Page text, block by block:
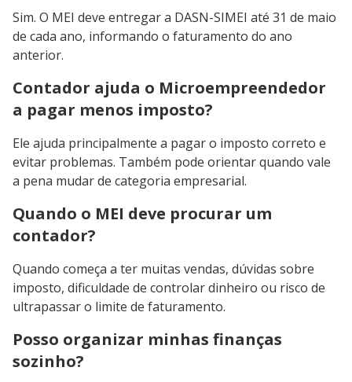
Sim. O MEI deve entregar a DASN-SIMEI até 31 de maio
de cada ano, informando o faturamento do ano
anterior.
Contador ajuda o Microempreendedor
a pagar menos imposto?
Ele ajuda principalmente a pagar o imposto correto e
evitar problemas. Também pode orientar quando vale
a pena mudar de categoria empresarial.
Quando o MEI deve procurar um
contador?
Quando começa a ter muitas vendas, dúvidas sobre
imposto, dificuldade de controlar dinheiro ou risco de
ultrapassar o limite de faturamento.
Posso organizar minhas finanças
sozinho?